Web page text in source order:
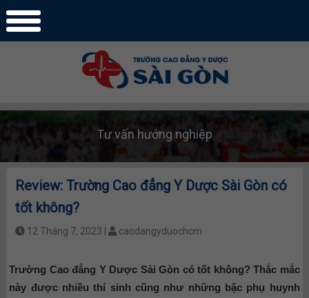
Tư vấn hướng nghiệp
Review: Trường Cao đẳng Y Dược Sài Gòn có
tốt không?
12 Tháng 7, 2023 | caodangyduochcm
Trường Cao đẳng Y Dược Sài Gòn có tốt không? Thắc mắc
này được nhiều thí sinh cũng như những bậc phụ huynh